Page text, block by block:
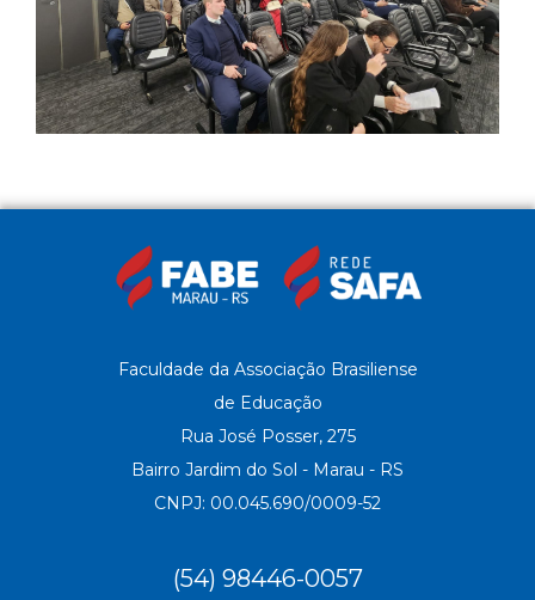
Faculdade da Associação Brasiliense
de Educação
Rua José Posser, 275
Bairro Jardim do Sol - Marau - RS
CNPJ: 00.045.690/0009-52
(54) 98446-0057